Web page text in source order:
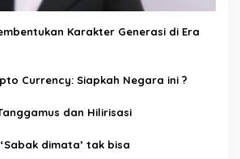
Karakter Generasi di Era
Currency: Siapkah Negara ini ?
dan Hilirisasi
dimata’ tak bisa